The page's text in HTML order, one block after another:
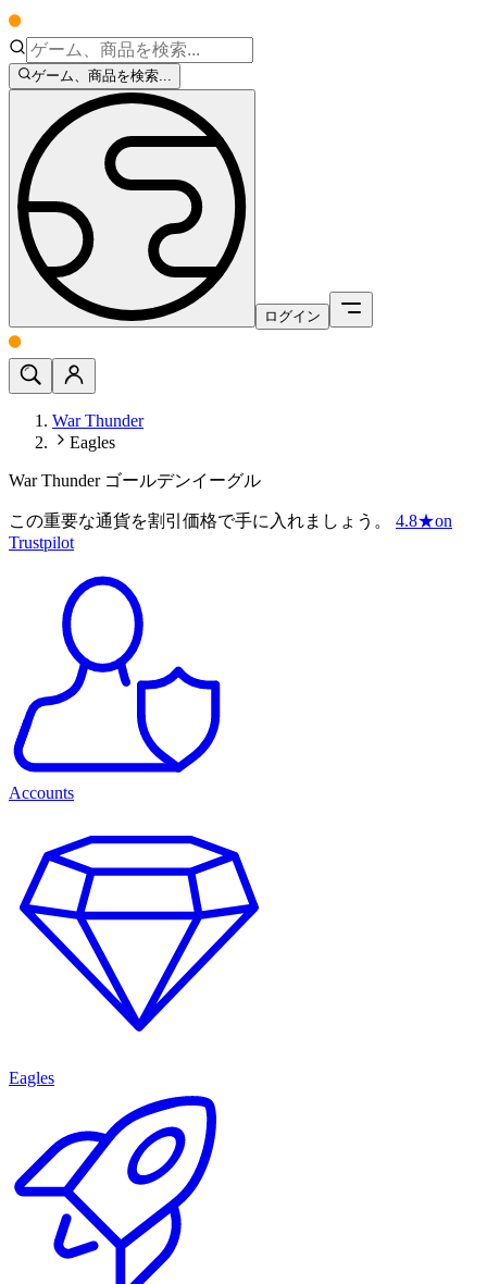
ゲーム、商品を検索...
ログイン
War Thunder
Eagles
War Thunder ゴールデンイーグル
この重要な通貨を割引価格で手に入れましょう。 4.8★on
Trustpilot
Accounts
Eagles